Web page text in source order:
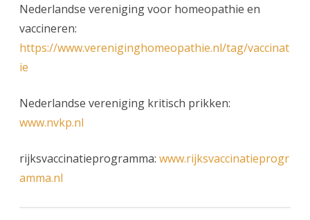
Nederlandse vereniging voor homeopathie en
vaccineren:
https://www.vereniginghomeopathie.nl/tag/vaccinat
ie
Nederlandse vereniging kritisch prikken:
www.nvkp.nl
rijksvaccinatieprogramma: www.rijksvaccinatieprogr
amma.nl